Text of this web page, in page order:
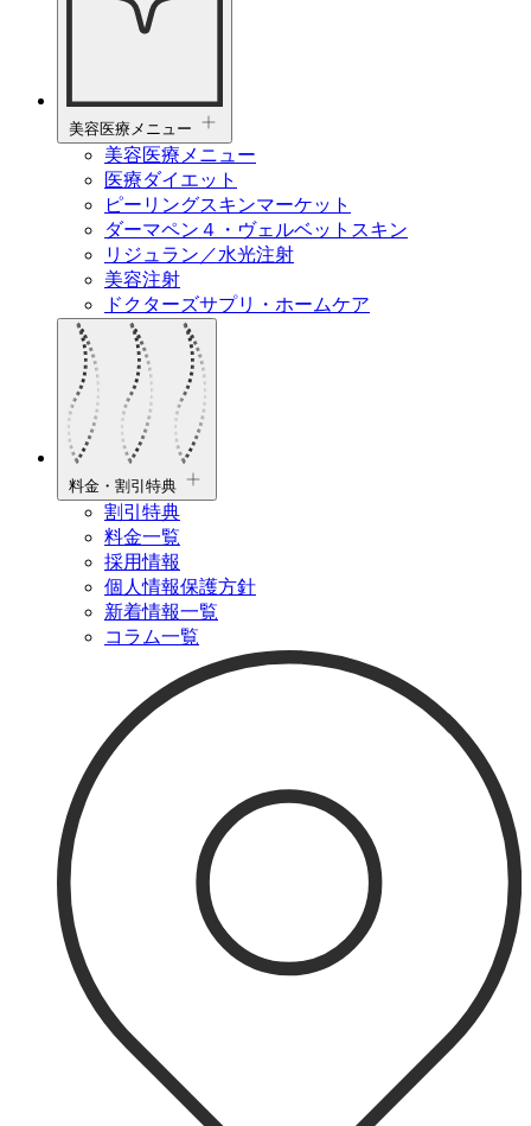
美容医療メニュー
美容医療メニュー
医療ダイエット
ピーリングスキンマーケット
ダーマペン４・ヴェルベットスキン
リジュラン／水光注射
美容注射
ドクターズサプリ・ホームケア
料金・割引特典
割引特典
料金一覧
採用情報
個人情報保護方針
新着情報一覧
コラム一覧